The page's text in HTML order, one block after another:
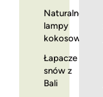
Naturalne
lampy
kokosowe
Łapacze
snów z
Bali